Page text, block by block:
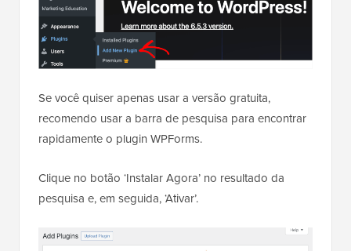
Se você quiser apenas usar a versão gratuita,
recomendo usar a barra de pesquisa para encontrar
rapidamente o plugin WPForms.
Clique no botão ‘Instalar Agora’ no resultado da
pesquisa e, em seguida, ‘Ativar’.